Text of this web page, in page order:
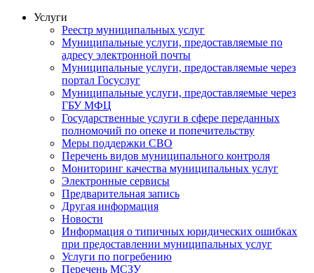
Услуги
Реестр муниципальных услуг
Муниципальные услуги, предоставляемые по
адресу электронной почты
Муниципальные услуги, предоставляемые через
портал Госуслуг
Муниципальные услуги, предоставляемые через
ГБУ МФЦ
Государственные услуги в сфере переданных
полномочий по опеке и попечительству
Меры поддержки СВО
Перечень видов муниципального контроля
Мониторинг качества муниципальных услуг
Электронные сервисы
Предварительная запись
Другая информация
Новости
Информация о типичных юридических ошибках
при предоставлении муниципальных услуг
Услуги по погребению
Перечень МСЗУ